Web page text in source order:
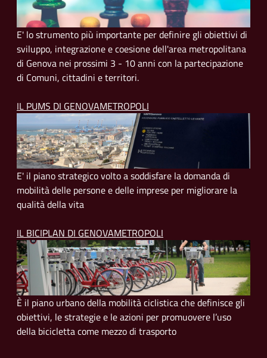
E' lo strumento più importante per definire gli obiettivi di
sviluppo, integrazione e coesione dell'area metropolitana
di Genova nei prossimi 3 - 10 anni con la partecipazione
di Comuni, cittadini e territori.
IL PUMS DI GENOVAMETROPOLI
E' il piano strategico volto a soddisfare la domanda di
mobilità delle persone e delle imprese per migliorare la
qualità della vita
IL BICIPLAN DI GENOVAMETROPOLI
È il piano urbano della mobilità ciclistica che definisce gli
obiettivi, le strategie e le azioni per promuovere l’uso
della bicicletta come mezzo di trasporto